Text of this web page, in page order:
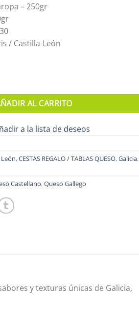
– 250gr
/ Castilla-León
AL CARRITO
a la lista de deseos
,CESTAS REGALO / TABLAS QUESO,Galicia,
Castellano,Queso Gallego
y texturas únicas de Galicia,